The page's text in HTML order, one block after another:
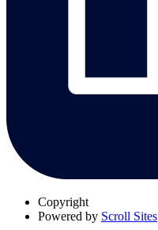
Copyright
Powered by Scroll Sites